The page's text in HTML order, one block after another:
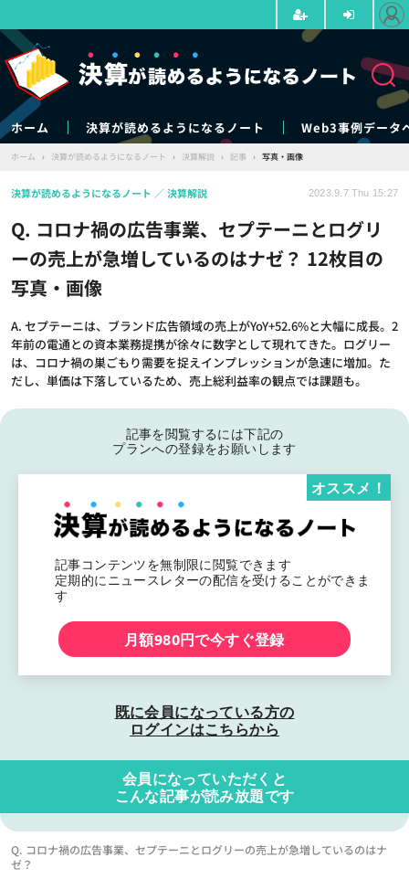
ホーム 決算が読めるようになるノート Web3事例データ
ホーム › 決算が読めるようになるノート › 決算解説 › 記事 › 写真・画像
Q. コロナ禍の広告事業、セプテーニとログリ
ーの売上が急増しているのはナゼ？ 12枚目の
写真・画像
A. セプテーニは、ブランド広告領域の売上がYoY+52.6%と大幅に成長。2
年前の電通との資本業務提携が徐々に数字として現れてきた。ログリー
は、コロナ禍の巣ごもり需要を捉えインプレッションが急速に増加。た
だし、単価は下落しているため、売上総利益率の観点では課題も。
決算が読めるようになるノート 決算解説 2023.9.7 Thu 15:27
記事を閲覧するには下記の
プランへの登録をお願いします
記事コンテンツを無制限に閲覧できます
定期的にニュースレターの配信を受けることができま
す
オススメ！
月額980円で今すぐ登録
既に会員になっている方の
ログインはこちらから
会員になっていただくと
こんな記事が読み放題です
Q. コロナ禍の広告事業、セプテーニとログリーの売上が急増しているのはナ
ゼ？